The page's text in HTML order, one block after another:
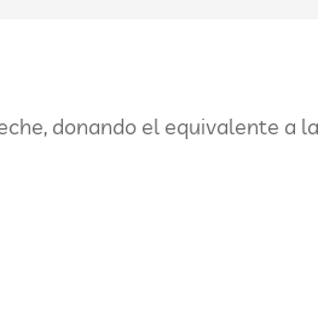
donando el equivalente a